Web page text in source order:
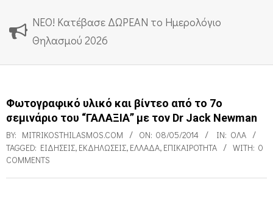
ΝΕΟ! Κατέβασε ΔΩΡΕΑΝ το Ημερολόγιο
Θηλασμού 2026
Φωτογραφικό υλικό και βίντεο από το 7o
σεμινάριο του “ΓΑΛΑΞΙΑ” με τον Dr Jack Newman
BY: MITRIKOSTHILASMOS.COM ON: 08/05/2014 IN: ΌΛΑ
TAGGED: ΕΙΔΉΣΕΙΣ, ΕΚΔΗΛΏΣΕΙΣ, ΕΛΛΆΔΑ, ΕΠΙΚΑΙΡΌΤΗΤΑ WITH: 0
COMMENTS